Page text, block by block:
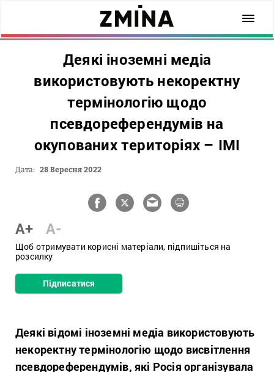
Деякі іноземні медіа
використовують некоректну
термінологію щодо
псевдореферендумів на
окупованих територіях – ІМІ
Дата: 28 Вересня 2022
A+ A-
Щоб отримувати корисні матеріали, підпишіться на
розсилку
Підписатися
Деякі відомі іноземні медіа використовують
некоректну термінологію щодо висвітлення
псевдореферендумів, які Росія організувала